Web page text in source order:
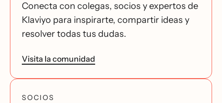
Conecta con colegas, socios y expertos de
Klaviyo para inspirarte, compartir ideas y
resolver todas tus dudas.
Visita la comunidad
SOCIOS